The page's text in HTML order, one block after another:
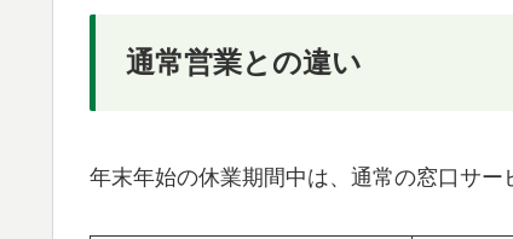
通常営業との違い
年末年始の休業期間中は、通常の窓口サー